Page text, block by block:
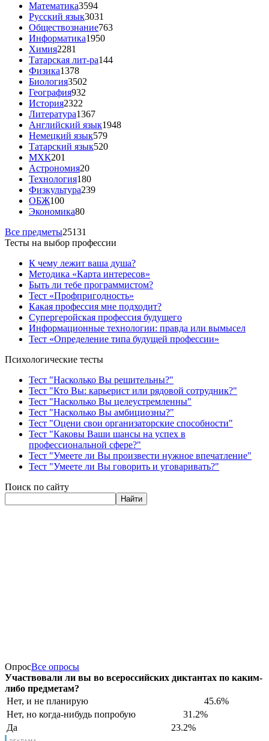
Математика3594
Русский язык3031
Обществознание763
Информатика1950
Химия2281
Татарская лит-ра144
Физика1378
Биология3502
География932
История2322
Литература1367
Английский язык1948
Немецкий язык579
Татарский язык520
МХК201
Астрономия20
Технология180
Физкультура239
ОБЖ100
Экономика80
Все предметы25131
Тесты на выбор профессии
К чему лежит ваша душа?
Методика «Карта интересов»
Быть ли тебе программистом?
Тест «Профпригодность»
Какая профессия мне подходит?
Супергеройская профессия будущего
Информационные технологии: правда или вымысел
Тест «Определение типа будущей профессии»
Психологические тесты
Тест "Насколько Вы решительны?"
Тест "Кто Вы: карьерист или рядовой сотрудник?"
Тест "Насколько Вы целеустремленны"
Тест "Насколько Вы амбициозны?"
Тест "Оцени свои организаторские способности"
Тест "Каковы Ваши шансы на успех в
профессиональной сфере?"
Тест "Умеете ли Вы произвести нужное впечатление"
Тест "Умеете ли Вы говорить и уговаривать?"
Поиск по сайту
Найти
ОпросВсе опросы
Участвовали ли вы во всероссийских диктантах по каким-
либо предметам?
Нет, и не планирую
45.6%
Нет, но когда-нибудь попробую
31.2%
Да
23.2%